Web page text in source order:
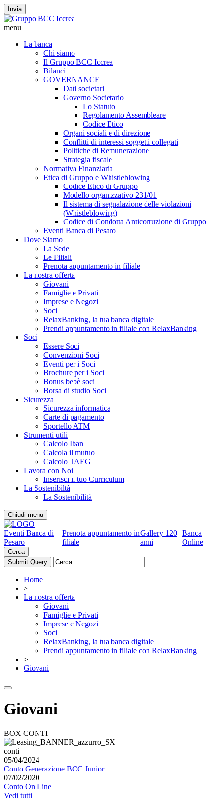
Invia
menu
La banca
Chi siamo
Il Gruppo BCC Iccrea
Bilanci
GOVERNANCE
Dati societari
Governo Societario
Lo Statuto
Regolamento Assembleare
Codice Etico
Organi sociali e di direzione
Conflitti di interessi soggetti collegati
Politiche di Remunerazione
Strategia fiscale
Normativa Finanziaria
Etica di Gruppo e Whistleblowing
Codice Etico di Gruppo
Modello organizzativo 231/01
Il sistema di segnalazione delle violazioni
(Whistleblowing)
Codice di Condotta Anticorruzione di Gruppo
Eventi Banca di Pesaro
Dove Siamo
La Sede
Le Filiali
Prenota appuntamento in filiale
La nostra offerta
Giovani
Famiglie e Privati
Imprese e Negozi
Soci
RelaxBanking, la tua banca digitale
Prendi appuntamento in filiale con RelaxBanking
Soci
Essere Soci
Convenzioni Soci
Eventi per i Soci
Brochure per i Soci
Bonus bebè soci
Borsa di studio Soci
Sicurezza
Sicurezza informatica
Carte di pagamento
Sportello ATM
Strumenti utili
Calcolo Iban
Calcola il mutuo
Calcolo TAEG
Lavora con Noi
Inserisci il tuo Curriculum
La Sostenibiltà
La Sostenibilità
Chiudi menu
Eventi Banca di
Pesaro
Prenota appuntamento in
filiale
Gallery 120
anni
Banca
Online
Cerca
Home
>
La nostra offerta
Giovani
Famiglie e Privati
Imprese e Negozi
Soci
RelaxBanking, la tua banca digitale
Prendi appuntamento in filiale con RelaxBanking
>
Giovani
Giovani
BOX CONTI
conti
05/04/2024
Conto Generazione BCC Junior
07/02/2020
Conto On Line
Vedi tutti